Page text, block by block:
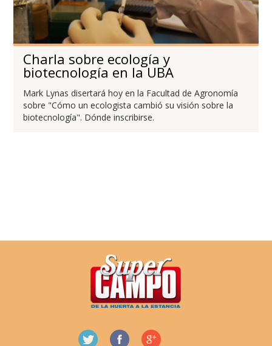
Charla sobre ecología y
biotecnología en la UBA
Mark Lynas disertará hoy en la Facultad de Agronomía
sobre "Cómo un ecologista cambió su visión sobre la
biotecnología". Dónde inscribirse.